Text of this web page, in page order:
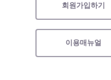
회원가입하기
이용매뉴얼